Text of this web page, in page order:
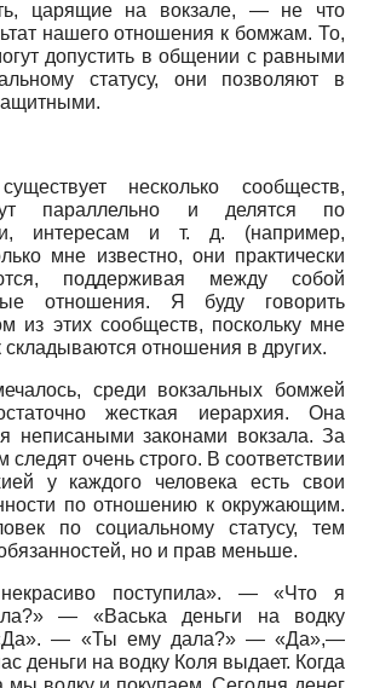
царящие на вокзале, — не что
нашего отношения к бомжам. То,
допустить в общении с равными
статусу, они позволяют в
несколько сообществ,
параллельно и делятся по
интересам и т. д. (например,
мне известно, они практически
поддерживая между собой
отношения. Я буду говорить
из этих сообществ, поскольку мне
складываются отношения в других.
среди вокзальных бомжей
жесткая иерархия. Она
неписаными законами вокзала. За
следят очень строго. В соответствии
у каждого человека есть свои
по отношению к окружающим.
по социальному статусу, тем
но и прав меньше.
поступила». — «Что я
— «Васька деньги на водку
— «Ты ему дала?» — «Да»,—
деньги на водку Коля выдает. Когда